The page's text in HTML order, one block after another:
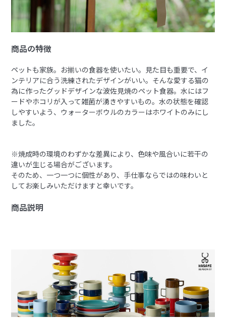
商品の特徴
ペットも家族。お揃いの食器を使いたい。見た目も重要で、イ
ンテリアに合う洗練されたデザインがいい。そんな愛する猫の
為に作ったグッドデザインな波佐見焼のペット食器。水にはフ
ードやホコリが入って雑菌が湧きやすいもの。水の状態を確認
しやすいよう、ウォーターボウルのカラーはホワイトのみにし
ました。
※焼成時の環境のわずかな差異により、色味や風合いに若干の
違いが生じる場合がございます。
そのため、一つ一つに個性があり、手仕事ならではの味わいと
してお楽しみいただけますと幸いです。
商品説明